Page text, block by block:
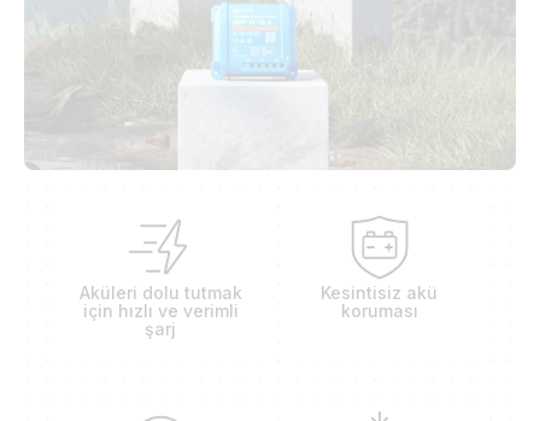
Aküleri dolu tutmak
için hızlı ve verimli
şarj
Kesintisiz akü
koruması